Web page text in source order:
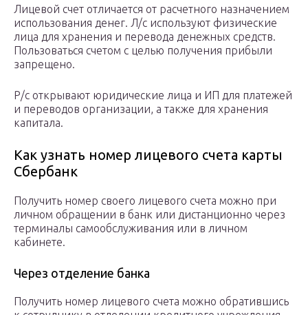
Лицевой счет отличается от расчетного назначением
использования денег. Л/с используют физические
лица для хранения и перевода денежных средств.
Пользоваться счетом с целью получения прибыли
запрещено.
Р/с открывают юридические лица и ИП для платежей
и переводов организации, а также для хранения
капитала.
Как узнать номер лицевого счета карты
Сбербанк
Получить номер своего лицевого счета можно при
личном обращении в банк или дистанционно через
терминалы самообслуживания или в личном
кабинете.
Через отделение банка
Получить номер лицевого счета можно обратившись